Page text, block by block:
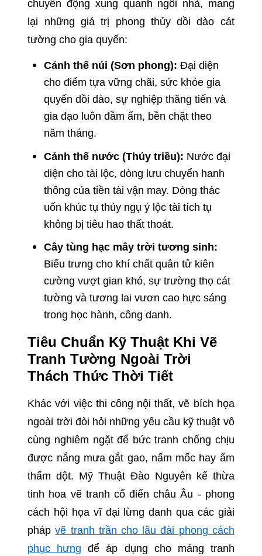
chuyển động xung quanh ngôi nhà, mang
lại những giá trị phong thủy dồi dào cát
tường cho gia quyến:
Cảnh thế núi (Sơn phong): Đại diện
cho điểm tựa vững chãi, sức khỏe gia
quyến dồi dào, sự nghiệp thăng tiến và
gia đạo luôn đầm ấm, bền chặt theo
năm tháng.
Cảnh thế nước (Thủy triều): Nước đại
diện cho tài lộc, dòng lưu chuyển hanh
thông của tiền tài vận may. Dòng thác
uốn khúc tụ thủy ngụ ý lộc tài tích tụ
không bị tiêu hao thất thoát.
Cây tùng hạc mây trời tương sinh:
Biểu trưng cho khí chất quân tử kiên
cường vượt gian khó, sự trường thọ cát
tường và tương lai vươn cao hực sáng
trong học hành, công danh.
Tiêu Chuẩn Kỹ Thuật Khi Vẽ
Tranh Tường Ngoài Trời
Thách Thức Thời Tiết
Khác với việc thi công nội thất, vẽ bích họa
ngoài trời đòi hỏi những yêu cầu kỹ thuật vô
cùng nghiêm ngặt để bức tranh chống chịu
được nắng mưa gắt gao, nấm mốc hay ẩm
thấm dột. Mỹ Thuật Đào Nguyên kế thừa
tinh hoa vẽ tranh cổ điển châu Âu - phong
cách hội họa vĩ đại lừng danh qua các giải
phápvẽ tranh trần cho lâu đài phong cách
phục hưng để áp dụng cho mảng tranh